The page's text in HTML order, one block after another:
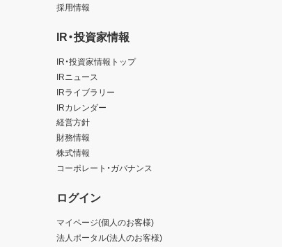
採用情報
IR・投資家情報
IR・投資家情報トップ
IRニュース
IRライブラリー
IRカレンダー
経営方針
財務情報
株式情報
コーポレート・ガバナンス
ログイン
マイページ(個人のお客様)
法人ポータル(法人のお客様)